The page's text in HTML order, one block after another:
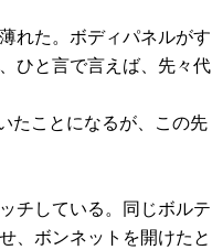
れた。ボディパネルがす
ひと言で言えば、先々代
たことになるが、この先
チしている。同じボルテ
、ボンネットを開けたと